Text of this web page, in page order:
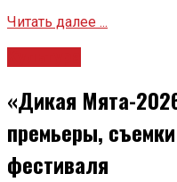
Читать далее ...
«Дикая Мята-
премьеры,
фестиваля